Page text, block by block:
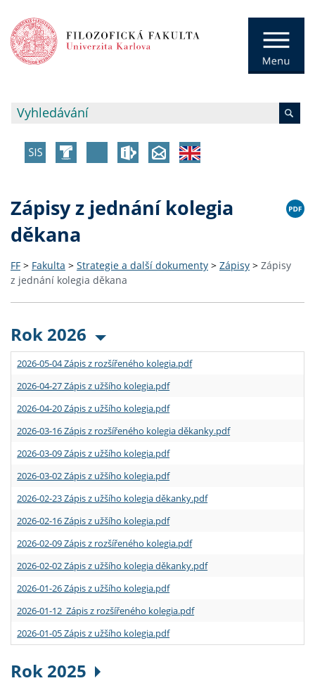
Zápisy z jednání kolegia
děkana
FF > Fakulta > Strategie a další dokumenty > Zápisy > Zápisy
z jednání kolegia děkana
Rok 2026
2026-05-04 Zápis z rozšířeného kolegia.pdf
2026-04-27 Zápis z užšího kolegia.pdf
2026-04-20 Zápis z užšího kolegia.pdf
2026-03-16 Zápis z rozšířeného kolegia děkanky.pdf
2026-03-09 Zápis z užšího kolegia.pdf
2026-03-02 Zápis z užšího kolegia.pdf
2026-02-23 Zápis z užšího kolegia děkanky.pdf
2026-02-16 Zápis z užšího kolegia.pdf
2026-02-09 Zápis z rozšířeného kolegia.pdf
2026-02-02 Zápis z užšího kolegia děkanky.pdf
2026-01-26 Zápis z užšího kolegia.pdf
2026-01-12 Zápis z rozšířeného kolegia.pdf
2026-01-05 Zápis z užšího kolegia.pdf
Rok 2025